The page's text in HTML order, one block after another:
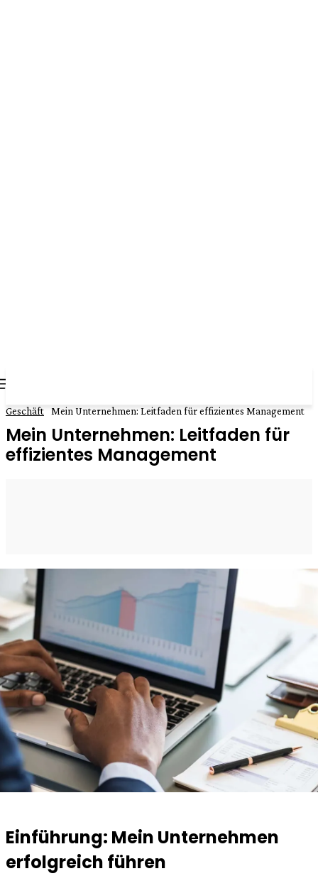
Geschäft Mein Unternehmen: Leitfaden für effizientes Management
Mein Unternehmen: Leitfaden für
effizientes Management
Einführung: Mein Unternehmen
erfolgreich führen